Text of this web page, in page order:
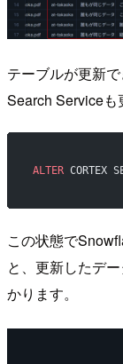
テーブルが更新
Search Serviceも
ALTER CORTEX
この状態で
と、更新したデ
かります。